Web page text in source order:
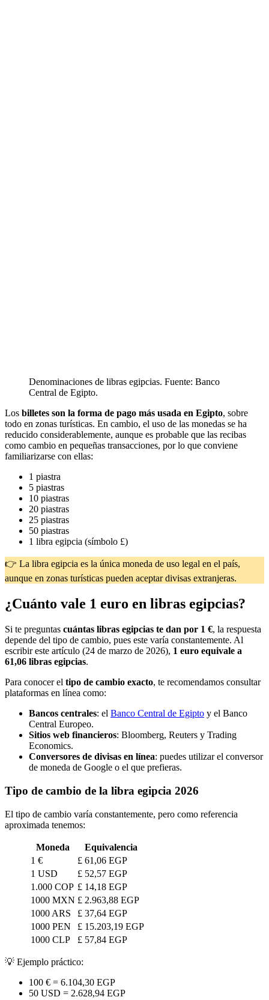
Denominaciones de libras egipcias. Fuente: Banco
Central de Egipto.
Los billetes son la forma de pago más usada en Egipto, sobre
todo en zonas turísticas. En cambio, el uso de las monedas se ha
reducido considerablemente, aunque es probable que las recibas
como cambio en pequeñas transacciones, por lo que conviene
familiarizarse con ellas:
1 piastra
5 piastras
10 piastras
20 piastras
25 piastras
50 piastras
1 libra egipcia (símbolo £)
👉 La libra egipcia es la única moneda de uso legal en el país,
aunque en zonas turísticas pueden aceptar divisas extranjeras.
¿Cuánto vale 1 euro en libras egipcias?
Si te preguntas cuántas libras egipcias te dan por 1 €, la respuesta
depende del tipo de cambio, pues este varía constantemente. Al
escribir este artículo (24 de marzo de 2026), 1 euro equivale a
61,06 libras egipcias.
Para conocer el tipo de cambio exacto, te recomendamos consultar
plataformas en línea como:
Bancos centrales: el Banco Central de Egipto y el Banco
Central Europeo.
Sitios web financieros: Bloomberg, Reuters y Trading
Economics.
Conversores de divisas en línea: puedes utilizar el conversor
de moneda de Google o el que prefieras.
Tipo de cambio de la libra egipcia 2026
El tipo de cambio varía constantemente, pero como referencia
aproximada tenemos:
Moneda
Equivalencia
1 €
£ 61,06 EGP
1 USD
£ 52,57 EGP
1.000 COP £ 14,18 EGP
1000 MXN £ 2.963,88 EGP
1000 ARS
£ 37,64 EGP
1000 PEN
£ 15.203,19 EGP
1000 CLP
£ 57,84 EGP
💡 Ejemplo práctico:
100 € = 6.104,30 EGP
50 USD = 2.628,94 EGP